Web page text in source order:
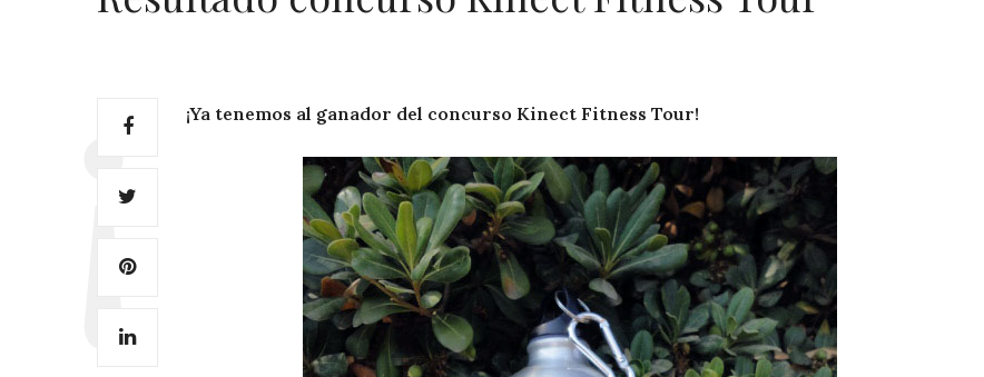
¡Ya tenemos al ganador del concurso Kinect Fitness Tour!